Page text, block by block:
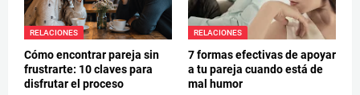
RELACIONES
Cómo encontrar pareja sin
frustrarte: 10 claves para
disfrutar el proceso
RELACIONES
7 formas efectivas de apoyar
a tu pareja cuando está de
mal humor